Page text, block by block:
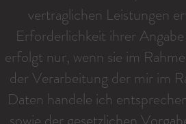
vertraglichen Leistungen
Erforderlichkeit ihrer
erfolgt nur, wenn sie im
der Verarbeitung der mir im
Daten handele ich